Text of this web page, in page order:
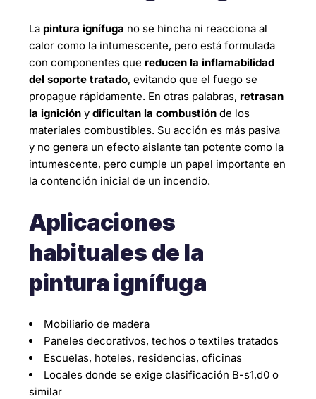
La pintura ignífuga no se hincha ni reacciona al
calor como la intumescente, pero está formulada
con componentes que reducen la inflamabilidad
del soporte tratado, evitando que el fuego se
propague rápidamente. En otras palabras, retrasan
la ignición ydificultan la combustión de los
materiales combustibles. Su acción es más pasiva
y no genera un efecto aislante tan potente como la
intumescente, pero cumple un papel importante en
la contención inicial de un incendio.
Aplicaciones
habituales de la
pintura ignífuga
Mobiliario de madera
Paneles decorativos, techos o textiles tratados
Escuelas, hoteles, residencias, oficinas
Locales donde se exige clasificación B-s1,d0 o
similar